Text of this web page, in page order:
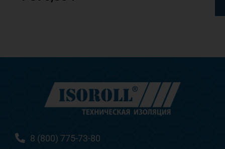
8 (800) 775-73-80